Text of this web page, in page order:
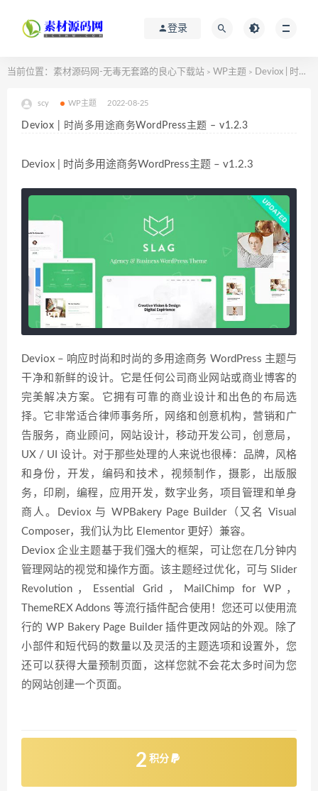
登录
当前位置： 素材源码网-无毒无套路的良心下载站 > WP主题 > Deviox | 时尚多用途商务WordPress主题 – v1.2.3
scy WP主题 2022-08-25
Deviox | 时尚多用途商务WordPress主题 – v1.2.3
Deviox | 时尚多用途商务WordPress主题 – v1.2.3
Deviox – 响应时尚和时尚的多用途商务 WordPress 主题与
干净和新鲜的设计。它是任何公司商业网站或商业博客的
完美解决方案。它拥有可靠的商业设计和出色的布局选
择。它非常适合律师事务所，网络和创意机构，营销和广
告服务，商业顾问，网站设计，移动开发公司，创意局，
UX / UI 设计。对于那些处理的人来说也很棒：品牌，风格
和身份，开发，编码和技术，视频制作，摄影，出版服
务，印刷，编程，应用开发，数字业务，项目管理和单身
商人。Deviox 与 WPBakery Page Builder（又名 Visual
Composer，我们认为比 Elementor 更好）兼容。
Deviox 企业主题基于我们强大的框架，可让您在几分钟内
管理网站的视觉和操作方面。该主题经过优化，可与 Slider
Revolution，Essential Grid，MailChimp for WP，
ThemeREX Addons 等流行插件配合使用！您还可以使用流
行的 WP Bakery Page Builder 插件更改网站的外观。除了
小部件和短代码的数量以及灵活的主题选项和设置外，您
还可以获得大量预制页面，这样您就不会花太多时间为您
的网站创建一个页面。
2 积分